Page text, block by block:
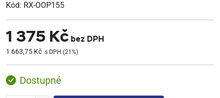
Kód: RX-OOP155
1 375 Kč bez DPH
1 663,75 Kč s DPH (21%)
Dostupné